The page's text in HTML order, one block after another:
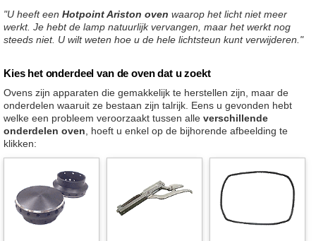
"U heeft een Hotpoint Ariston oven waarop het licht niet meer
werkt. Je hebt de lamp natuurlijk vervangen, maar het werkt nog
steeds niet. U wilt weten hoe u de hele lichtsteun kunt verwijderen."
Kies het onderdeel van de oven dat u zoekt
Ovens zijn apparaten die gemakkelijk te herstellen zijn, maar de
onderdelen waaruit ze bestaan zijn talrijk. Eens u gevonden hebt
welke een probleem veroorzaakt tussen alle verschillende
onderdelen oven , hoeft u enkel op de bijhorende afbeelding te
klikken: